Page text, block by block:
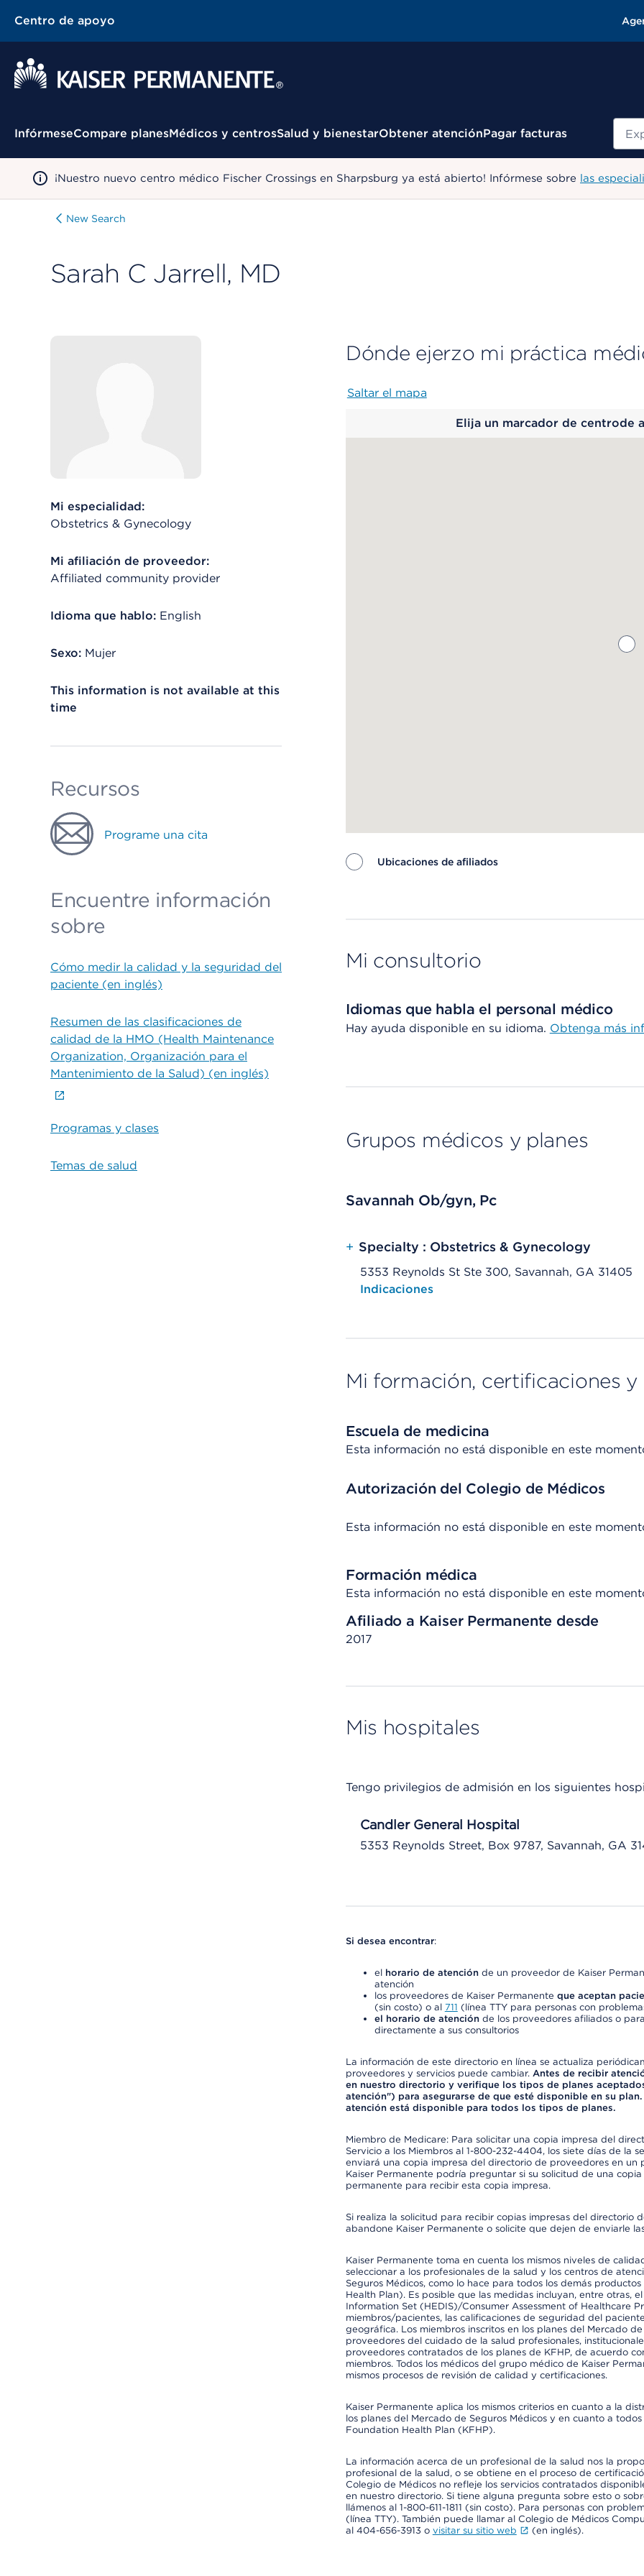
Centro de apoyo
Menú contextual
InfórmeseCompare planesMédicos y centrosSalud y bienestarObtener atenciónPagar facturas
¡Nuestro nuevo centro médico Fischer Crossings en Sharpsburg ya está abierto! Infórmese sobre las
New Search
Sarah C Jarrell, MD
Mi especialidad:
Obstetrics & Gynecology
Mi afiliación de proveedor:
Affiliated community provider
Idioma que hablo: English
Sexo: Mujer
This information is not available at this
time
Recursos
Programe una cita
Encuentre información
sobre
Cómo medir la calidad y la seguridad del
paciente (en inglés)
Resumen de las clasificaciones de
calidad de la HMO (Health Maintenance
Organization, Organización para el
Mantenimiento de la Salud) (en inglés)
Programas y clases
Temas de salud
Dónde ejerzo mi práctica
Saltar el mapa
Elija un marcador de centrode
Ubicaciones de afiliados
Mi consultorio
Idiomas que habla el personal médico
Hay ayuda disponible en su idioma. Obtenga más
Grupos médicos y planes
Savannah Ob/gyn, Pc
+ Specialty : Obstetrics & Gynecology
5353 Reynolds St Ste 300, Savannah, GA 31405
Opens native map application on mobile devices
Indicaciones
Mi formación, certificaciones y
Escuela de medicina
Esta información no está disponible en este
Autorización del Colegio de Médicos
Esta información no está disponible en este
Formación médica
Esta información no está disponible en este
Afiliado a Kaiser Permanente desde
2017
Mis hospitales
Tengo privilegios de admisión en los siguientes
Candler General Hospital
5353 Reynolds Street, Box 9787, Savannah, GA
Si desea encontrar:
el horario de atenciónde un proveedor de Kaiser
atención
los proveedores de Kaiser Permanente que aceptan
(sin costo) o al 711 (línea TTY para personas con
el horario de atenciónde los proveedores afiliados o
directamente a sus consultorios
La información de este directorio en línea se actualiza
proveedores y servicios puede cambiar. Antes de recibir
en nuestro directorio y verifique los tipos de planes
atención") para asegurarse de que esté disponible en su
atención está disponible para todos los tipos de planes.
Miembro de Medicare: Para solicitar una copia impresa del
Servicio a los Miembros al 1-800-232-4404, los siete días de la
enviará una copia impresa del directorio de proveedores en un
Kaiser Permanente podría preguntar si su solicitud de una
permanente para recibir esta copia impresa.
Si realiza la solicitud para recibir copias impresas del directorio
abandone Kaiser Permanente o solicite que dejen de enviarle
Kaiser Permanente toma en cuenta los mismos niveles de
seleccionar a los profesionales de la salud y los centros de
Seguros Médicos, como lo hace para todos los demás
Health Plan). Es posible que las medidas incluyan, entre otras,
Information Set (HEDIS)/Consumer Assessment of Healthcare
miembros/pacientes, las calificaciones de seguridad del
geográfica. Los miembros inscritos en los planes del Mercado
proveedores del cuidado de la salud profesionales,
proveedores contratados de los planes de KFHP, de acuerdo
miembros. Todos los médicos del grupo médico de Kaiser
mismos procesos de revisión de calidad y certificaciones.
Kaiser Permanente aplica los mismos criterios en cuanto a la
los planes del Mercado de Seguros Médicos y en cuanto a
Foundation Health Plan (KFHP).
La información acerca de un profesional de la salud nos la
profesional de la salud, o se obtiene en el proceso de
Colegio de Médicos no refleje los servicios contratados
en nuestro directorio. Si tiene alguna pregunta sobre esto o
llámenos al 1-800-611-1811 (sin costo). Para personas con
(línea TTY). También puede llamar al Colegio de Médicos
al 404-656-3913 o visitar su sitio web (en inglés).